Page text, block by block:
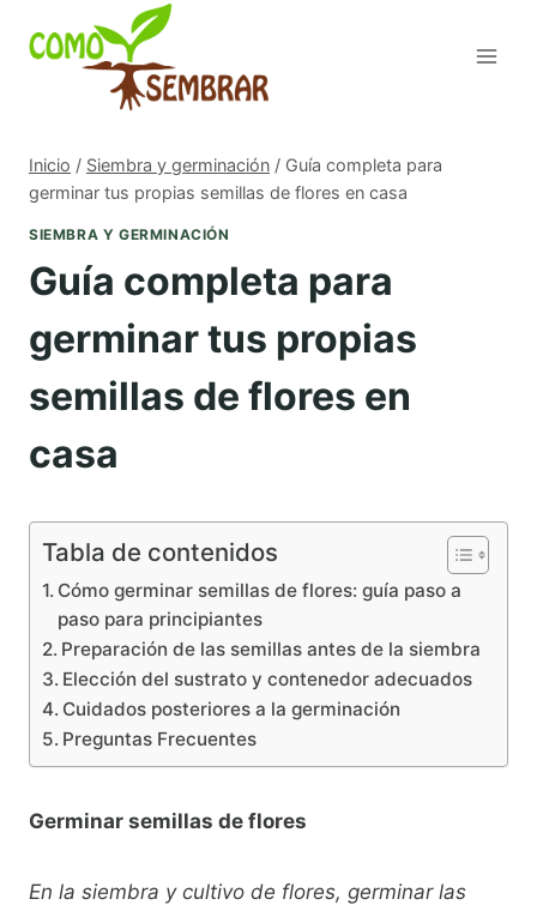
Inicio / Siembra y germinación / Guía completa para
germinar tus propias semillas de flores en casa
SIEMBRA Y GERMINACIÓN
Guía completa para
germinar tus propias
semillas de flores en
casa
Tabla de contenidos
Cómo germinar semillas de flores: guía paso a
paso para principiantes
Preparación de las semillas antes de la siembra
Elección del sustrato y contenedor adecuados
Cuidados posteriores a la germinación
Preguntas Frecuentes
Germinar semillas de flores
En la siembra y cultivo de flores, germinar las